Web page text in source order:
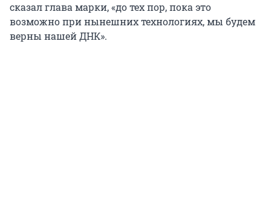
сказал глава марки, «до тех пор, пока это
возможно при нынешних технологиях, мы будем
верны нашей ДНК».